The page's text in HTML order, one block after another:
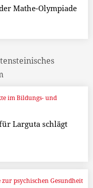
Mathe-Olympiade
im Bildungs- und
Larguta schlägt
zur psychischen Gesundheit